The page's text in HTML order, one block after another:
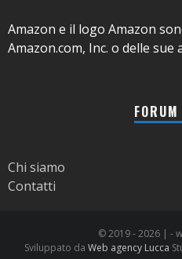
Amazon e il logo Amazon
Amazon.com, Inc. o delle sue
Chi siamo
Contatti
© 2019 -2026 | -
Sviluppato da Web agency Lucca